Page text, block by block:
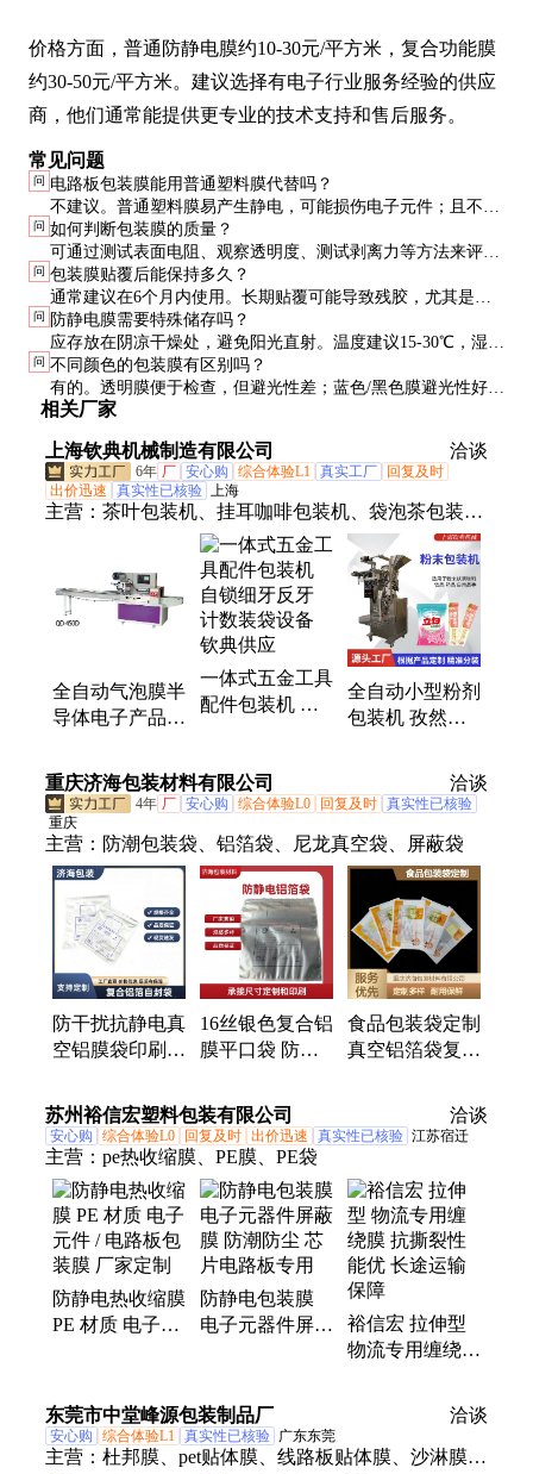
价格方面，普通防静电膜约10-30元/平方米，复合功能膜
约30-50元/平方米。建议选择有电子行业服务经验的供应
商，他们通常能提供更专业的技术支持和售后服务。
常见问题
问 电路板包装膜能用普通塑料膜代替吗？
不建议。普通塑料膜易产生静电，可能损伤电子元件；且不具
备专业包装膜的抗氧化、防刮伤等功能，风险很大。
问 如何判断包装膜的质量？
可通过测试表面电阻、观察透明度、测试剥离力等方法来评
估。优质膜应无气泡、无杂质，剥离后不留残胶。
问 包装膜贴覆后能保持多久？
通常建议在6个月内使用。长期贴覆可能导致残胶，尤其是高
温高湿环境下。重要产品建议定期更换新膜。
问
防静电膜需要特殊储存吗？
应存放在阴凉干燥处，避免阳光直射。温度建议15-30℃，湿
度40-60%。开封后尽快使用，防止性能下降。
问 不同颜色的包装膜有区别吗？
有的。透明膜便于检查，但避光性差；蓝色/黑色膜避光性好，
但不易观察。部分颜色还用于区分产品等级或功能。
相关厂家
上海钦典机械制造有限公司 洽谈
6年 厂 安心购 综合体验L1 真实工厂
回复及时
出价迅速
真实性已核验 上海
主营： 茶叶包装机、挂耳咖啡包装机、袋泡茶包装
机、八宝茶包装机、粉末包装机、粉剂包装机、圆角
包装机、枕式包装机、三维包装机、化妆品包装机、
液体包装机、果酱包装机、枸杞包装机、花茶包装
机、调味品包装机、透明膜包装机、五金配件包装
机、日用品包装机、益生菌包装机、冰袋包装机、电
子秤称重包装机、酱料包装机、给袋式包装机、五谷
杂粮包装机
全自动气泡膜半
导体电子产品电
保护膜枕式包装
机
一体式五金工具
配件包装机 自
典供应
全自动小型粉剂
包装机 孜然粉
口机 定量分装
设备
重庆济海包装材料有限公司 洽谈
4年 厂 安心购 综合体验L0 回复及时 真实性已核验
重庆
主营： 防潮包装袋、铝箔袋、尼龙真空袋、屏蔽袋
防干扰抗静电真
空铝膜袋印刷防
铝箔袋电路板包
装袋
16丝银色复合铝
膜平口袋 防静
IC芯片专用内层
包装袋
食品包装袋定制
真空铝箔袋复合
食袋塑料自立自
封袋
苏州裕信宏塑料包装有限公司 洽谈
安心购 综合体验L0 回复及时 出价迅速 真实性已核验 江苏宿迁
主营： pe热收缩膜、PE膜、PE袋
防静电热收缩膜
PE 材质 电子元
防静电包装膜
电子元器件屏蔽
裕信宏 拉伸型
物流专用缠绕膜
长途运输保障
东莞市中堂峰源包装制品厂 洽谈
安心购 综合体验L1 真实性已核验 广东东莞
主营： 杜邦膜、pet贴体膜、线路板贴体膜、沙淋膜、